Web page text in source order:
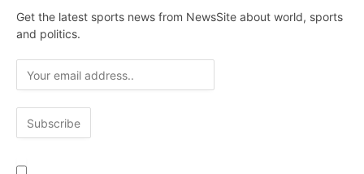
Get the latest sports news from NewsSite about world, sports
and politics.